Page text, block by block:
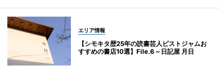
エリア情報
【シモキタ歴25年の読書芸人ピストジャムお
すすめの書店10選】File.6～日記屋 月日